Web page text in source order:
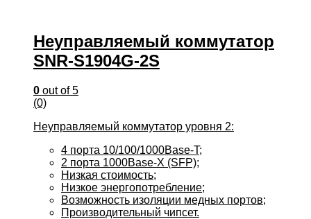
Неуправляемый коммутатор
SNR-S1904G-2S
0 out of 5
(0)
Неуправляемый коммутатор уровня 2:
4 порта 10/100/1000Base-T;
2 порта 1000Base-X (SFP);
Низкая стоимость;
Низкое энергопотребление;
Возможность изоляции медных портов;
Производительный чипсет.